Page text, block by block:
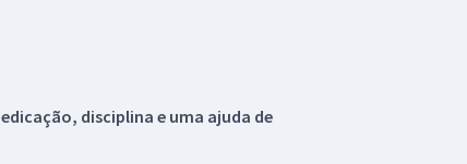
disciplina e uma ajuda de